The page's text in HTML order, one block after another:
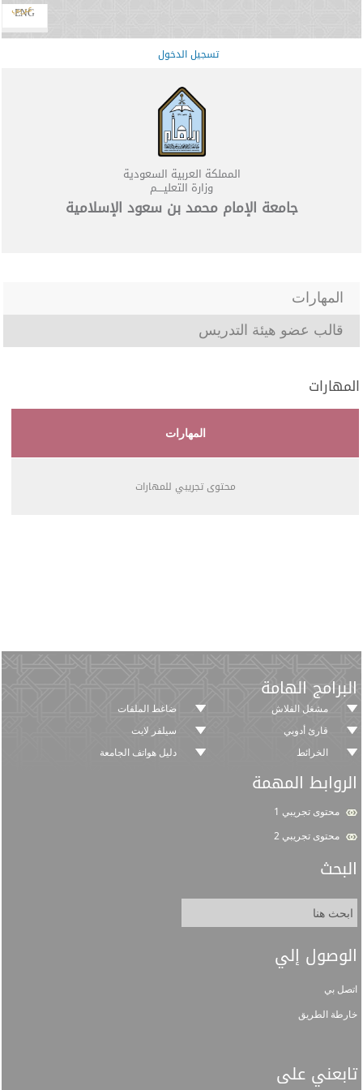
عربي
ENG
تسجيل الدخول
المملكة العربية السعودية
وزارة التعليــــم
جامعة الإمام محمد بن سعود الإسلامية
قالب عضو هيئة التدريس
المهارات
المهارات
المهارات
محتوى تجريبي للمهارات
البرامج الهامة
مشغل الفلاش
ضاغط الملفات
قارئ أدوبي
سيلفر لايت
الخرائط
دليل هواتف الجامعة
الروابط المهمة
محتوى تجريبي 1
محتوى تجريبي 2
البحث
الوصول إلي
اتصل بي
خارطة الطريق
تابعني على